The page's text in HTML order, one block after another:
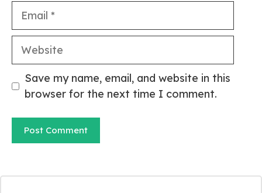
Email
Website
Save my name, email, and website in this
browser for the next time I comment.